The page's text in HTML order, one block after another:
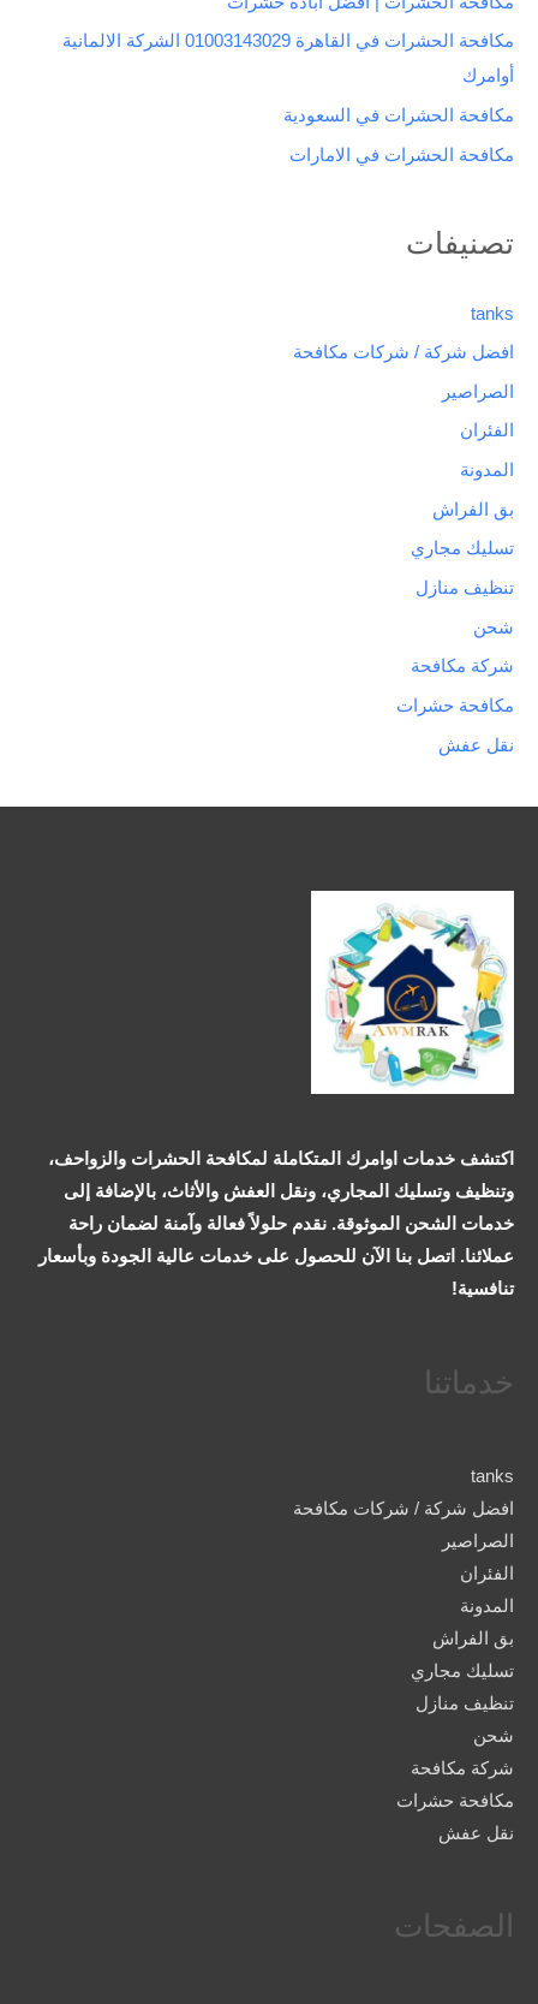
ن
:
مكافحة الحشرات في القاهرة 01003143029 الشركة الالمانية
أوامرك
مكافحة الحشرات في السعودية
مكافحة الحشرات في الامارات
تصنيفات
tanks
افضل شركة / شركات مكافحة
الصراصير
الفئران
المدونة
بق الفراش
تسليك مجاري
تنظيف منازل
شحن
شركة مكافحة
مكافحة حشرات
نقل عفش
اكتشف خدمات اوامرك المتكاملة لمكافحة الحشرات والزواحف،
وتنظيف وتسليك المجاري، ونقل العفش والأثاث، بالإضافة إلى
خدمات الشحن الموثوقة. نقدم حلولاً فعالة وآمنة لضمان راحة
عملائنا. اتصل بنا الآن للحصول على خدمات عالية الجودة وبأسعار
تنافسية!
خدماتنا
tanks
افضل شركة / شركات مكافحة
الصراصير
الفئران
المدونة
بق الفراش
تسليك مجاري
تنظيف منازل
شحن
شركة مكافحة
مكافحة حشرات
نقل عفش
الصفحات